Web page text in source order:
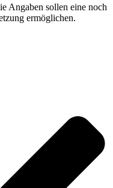
Angaben sollen eine noch
ermöglichen.